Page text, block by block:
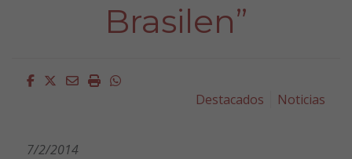
Brasilen”
Facebook
Twitter
EmailImprimirWhatsapp
Destacados
Noticias
7/2/2014